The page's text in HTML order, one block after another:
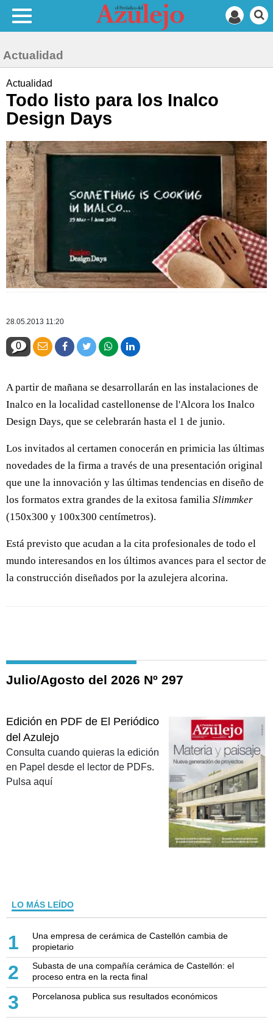
Actualidad
Actualidad
Todo listo para los Inalco
Design Days
28.05.2013 11:20
0
A partir de mañana se desarrollarán en las instalaciones de
Inalco en la localidad castellonense de l'Alcora los Inalco
Design Days, que se celebrarán hasta el 1 de junio.
Los invitados al certamen conocerán en primicia las últimas
novedades de la firma a través de una presentación original
que une la innovación y las últimas tendencias en diseño de
los formatos extra grandes de la exitosa familia Slimmker
(150x300 y 100x300 centímetros).
Está previsto que acudan a la cita profesionales de todo el
mundo interesandos en los últimos avances para el sector de
la construcción diseñados por la azulejera alcorina.
Julio/Agosto del 2026 Nº 297
Edición en PDF de El Periódico
del Azulejo
Consulta cuando quieras la edición
en Papel desde el lector de PDFs.
Pulsa aquí
LO MÁS LEÍDO
1
Una empresa de cerámica de Castellón cambia de
propietario
2
Subasta de una compañía cerámica de Castellón: el
proceso entra en la recta final
3 Porcelanosa publica sus resultados económicos